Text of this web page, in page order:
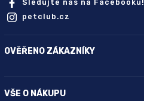
Sledujte nás na Facebooku!
petclub.cz
OVĚŘENO ZÁKAZNÍKY
VŠE O NÁKUPU